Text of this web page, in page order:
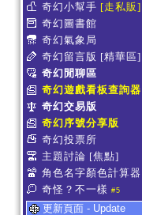
奇幻小幫手 [走私販]
奇幻圖書館
奇幻氣象局
奇幻留言版 [精華區]
奇幻閒聊區
奇幻遊戲看板查詢器
奇幻交易版
奇幻序號分享版
奇幻投票所
主題討論 [焦點]
角色名字顏色計算器
奇怪？不一樣 #5
更新頁面 - Update